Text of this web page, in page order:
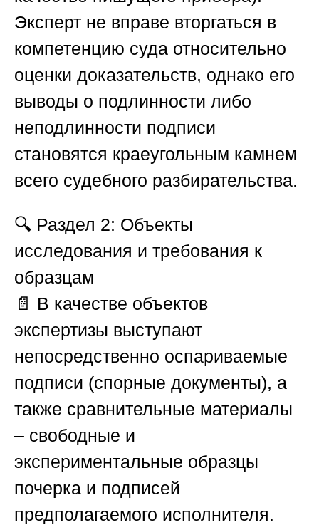
Эксперт не вправе вторгаться в
компетенцию суда относительно
оценки доказательств, однако его
выводы о подлинности либо
неподлинности подписи
становятся краеугольным камнем
всего судебного разбирательства.
🔍 Раздел 2: Объекты
исследования и требования к
образцам
📄 В качестве объектов
экспертизы выступают
непосредственно оспариваемые
подписи (спорные документы), а
также сравнительные материалы
– свободные и
экспериментальные образцы
почерка и подписей
предполагаемого исполнителя.